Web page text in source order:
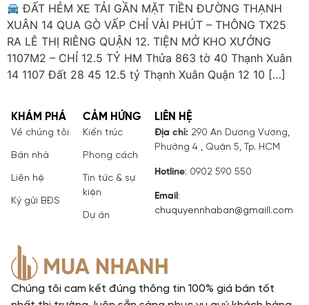
ĐẤT HẺM XE TẢI GẦN MẶT TIỀN ĐƯỜNG THẠNH
XUÂN 14 QUA GÒ VẤP CHỈ VÀI PHÚT – THÔNG TX25
RA LÊ THỊ RIÊNG QUẬN 12. TIỆN MỞ KHO XƯỞNG
1107M2 – CHỈ 12.5 TỶ HM Thửa 863 tờ 40 Thạnh Xuân
14 1107 Đất 28 45 12.5 tỷ Thạnh Xuân Quận 12 10 […]
Chúng tôi cam kết đúng thông tin 100% giá bán tốt
KHÁM PHÁ
Về chúng tôi
Bán nhà
Liên hệ
Ký gửi BĐS
CẢM HỨNG
Kiến trúc
Phong cách
Tin tức & sự
kiện
Dự án
LIÊN HỆ
Địa chỉ: 290 An Dương Vương,
Phường 4 , Quận 5, Tp. HCM
Hotline: 0902 590 550
Email:
chuquyennhaban@gmaill.com